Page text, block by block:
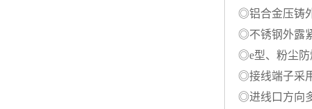
◎铝合金压铸
◎不锈钢外露
◎e型、粉尘
◎接线端子采
◎进线口方向